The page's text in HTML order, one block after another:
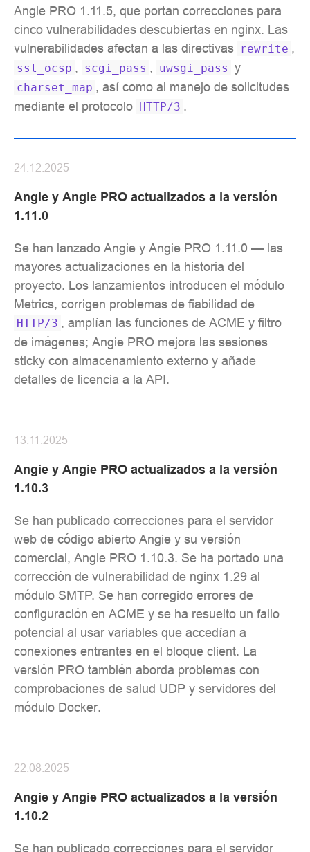
Angie PRO 1.11.5, que portan correcciones para
cinco vulnerabilidades descubiertas en nginx. Las
vulnerabilidades afectan a las directivas rewrite ,
ssl_ocsp , scgi_pass , uwsgi_pass y
charset_map , así como al manejo de solicitudes
mediante el protocolo HTTP/3 .
Angie y Angie PRO actualizados a la versión
1.11.0
24.12.2025
Se han lanzado Angie y Angie PRO 1.11.0 — las
mayores actualizaciones en la historia del
proyecto. Los lanzamientos introducen el módulo
Metrics, corrigen problemas de fiabilidad de
HTTP/3 , amplían las funciones de ACME y filtro
de imágenes; Angie PRO mejora las sesiones
sticky con almacenamiento externo y añade
detalles de licencia a la API.
Angie y Angie PRO actualizados a la versión
1.10.3
13.11.2025
Se han publicado correcciones para el servidor
web de código abierto Angie y su versión
comercial, Angie PRO 1.10.3. Se ha portado una
corrección de vulnerabilidad de nginx 1.29 al
módulo SMTP. Se han corregido errores de
configuración en ACME y se ha resuelto un fallo
potencial al usar variables que accedían a
conexiones entrantes en el bloque client. La
versión PRO también aborda problemas con
comprobaciones de salud UDP y servidores del
módulo Docker.
Angie y Angie PRO actualizados a la versión
1.10.2
22.08.2025
Se han publicado correcciones para el servidor